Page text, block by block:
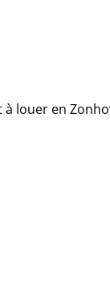
louer en